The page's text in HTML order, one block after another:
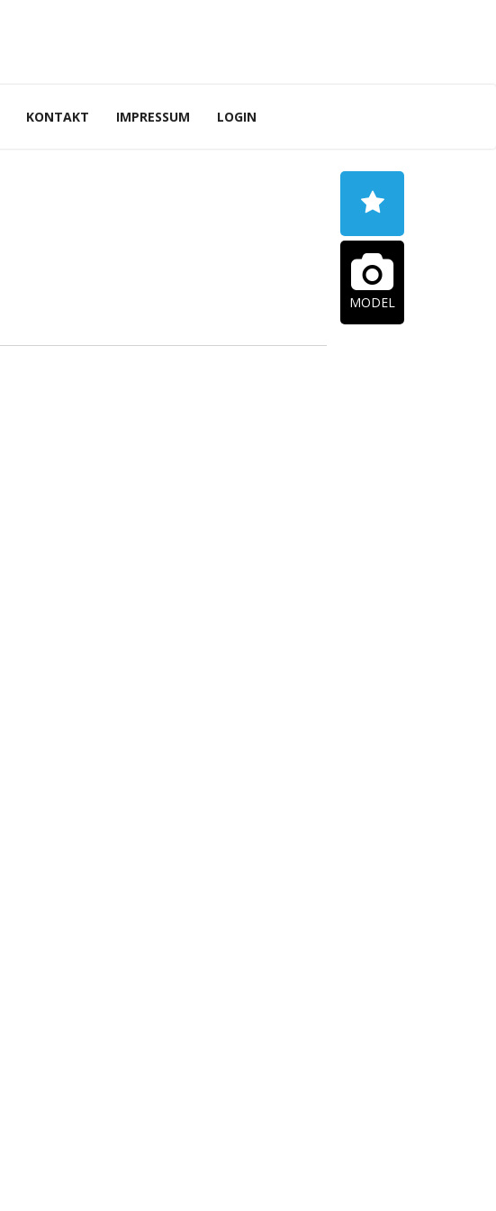
KONTAKT IMPRESSUM LOGIN
MODEL